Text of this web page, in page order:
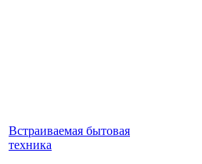
Встраиваемая бытовая
техника